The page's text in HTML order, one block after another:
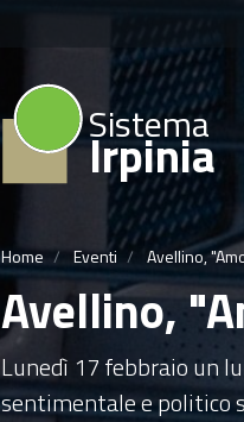
Sistema
Irpinia
Home Eventi Avellino,
Avellino,
Lunedì 17 febbraio un
sentimentale e politico